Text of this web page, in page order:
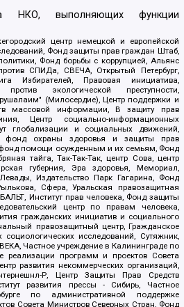
НКО, выполняющих функции
центр немецкой и европейской
Фонд защиты прав граждан Штаб,
Фонд борьбы с коррупцией, Альянс
СПИДа, СВЕЧА, Открытый Петербург,
Избирателей, Правовая инициатива,
экологической преступности,
(Милосердие), Центр поддержки и
массовой информации, В защиту прав
Центр социально-информационных
глобализации и социальных движений,
фонд охраны здоровья и защиты прав
помощи осужденным и их семьям, Фонд
тайга, Так-Так-Так, центр Сова, центр
губерния, Эра здоровья, Мемориал,
Издательство Парк Гагарина, Фонд
Сфера, Уральская правозащитная
Институт прав человека, Фонд защиты
центр по правам человека,
гражданских инициатив и социального
правозащитный центр, Гражданское
социологических исследований, Сутяжник,
Частное учреждение в Калининграде по
реализации программ и проектов Совета
развития некоммерческих организаций,
Р, Центр Защиты Прав Средств
развития прессы - Сибирь, Частное
по административной поддержке
Совета Министров Северных Стран, Фонд